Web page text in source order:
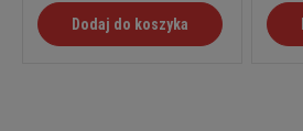
Dodaj do koszyka